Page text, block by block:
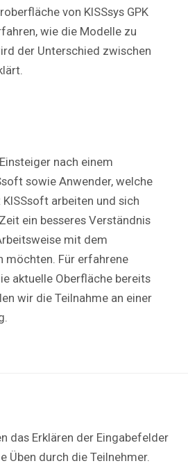
von KISSsys GPK
wie die Modelle zu
der Unterschied zwischen
nach einem
sowie Anwender, welche
arbeiten und sich
ein besseres Verständnis
mit dem
möchten. Für erfahrene
aktuelle Oberfläche bereits
wir die Teilnahme an einer
das Erklären der Eingabefelder
Üben durch die Teilnehmer.